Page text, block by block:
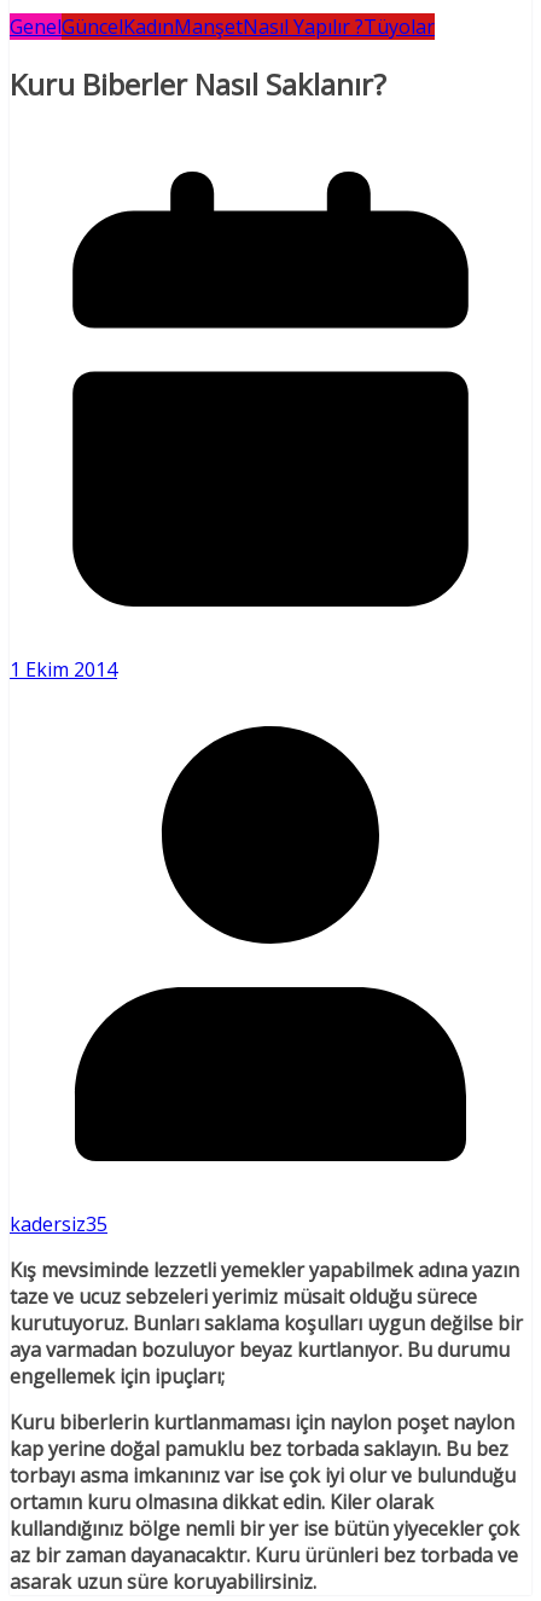
GenelGüncelKadınManşetNasıl Yapılır ?Tüyolar
Kuru Biberler Nasıl Saklanır?
1 Ekim 2014
kadersiz35
Kış mevsiminde lezzetli yemekler yapabilmek adına yazın
taze ve ucuz sebzeleri yerimiz müsait olduğu sürece
kurutuyoruz. Bunları saklama koşulları uygun değilse bir
aya varmadan bozuluyor beyaz kurtlanıyor. Bu durumu
engellemek için ipuçları;
Kuru biberlerin kurtlanmaması için naylon poşet naylon
kap yerine doğal pamuklu bez torbada saklayın. Bu bez
torbayı asma imkanınız var ise çok iyi olur ve bulunduğu
ortamın kuru olmasına dikkat edin. Kiler olarak
kullandığınız bölge nemli bir yer ise bütün yiyecekler çok
az bir zaman dayanacaktır. Kuru ürünleri bez torbada ve
asarak uzun süre koruyabilirsiniz.